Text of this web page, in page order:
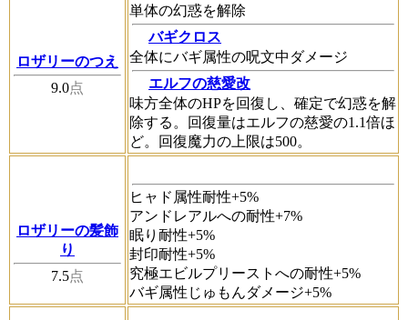
ロザリーのつえ
9.0点
単体の幻惑を解除
バギクロス
全体にバギ属性の呪文中ダメージ
エルフの慈愛改
味方全体のHPを回復し、確定で幻惑を解
除する。回復量はエルフの慈愛の1.1倍ほ
ど。回復魔力の上限は500。
ロザリーの髪飾
り
7.5点
ヒャド属性耐性+5%
アンドレアルへの耐性+7%
眠り耐性+5%
封印耐性+5%
究極エビルプリーストへの耐性+5%
バギ属性じゅもんダメージ+5%